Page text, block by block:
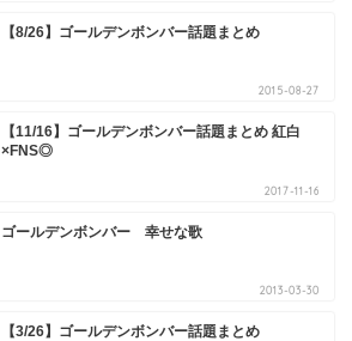
【8/26】ゴールデンボンバー話題まとめ
2015-08-27
【11/16】ゴールデンボンバー話題まとめ 紅白
×FNS◎
2017-11-16
ゴールデンボンバー 幸せな歌
2013-03-30
【3/26】ゴールデンボンバー話題まとめ